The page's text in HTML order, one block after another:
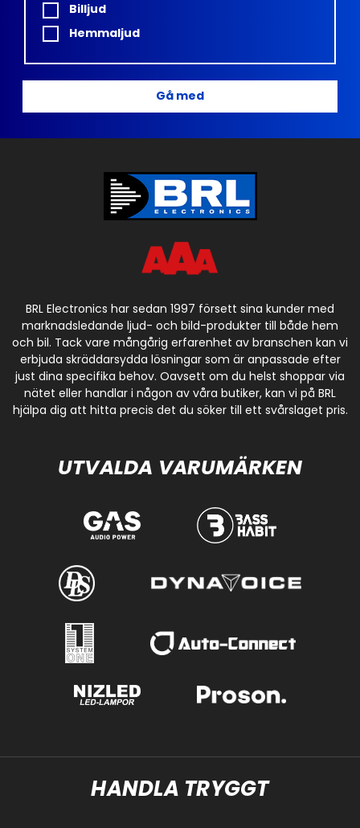
Billjud
Hemmaljud
Gå med
BRL Electronics har sedan 1997 försett sina kunder med
marknadsledande ljud- och bild-produkter till både hem
och bil. Tack vare mångårig erfarenhet av branschen kan vi
erbjuda skräddarsydda lösningar som är anpassade efter
just dina specifika behov. Oavsett om du helst shoppar via
nätet eller handlar i någon av våra butiker, kan vi på BRL
hjälpa dig att hitta precis det du söker till ett svårslaget pris.
UTVALDA VARUMÄRKEN
HANDLA TRYGGT